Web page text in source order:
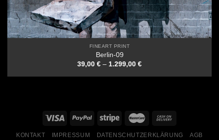
FINEART PRINT
Berlin-09
39,00 € – 1.299,00 €
KONTAKT IMPRESSUM DATENSCHUTZERKLÄRUNG AGB